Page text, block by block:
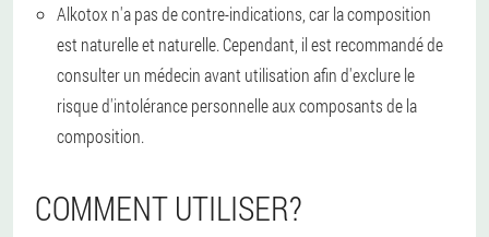
Alkotox n'a pas de contre-indications, car la composition
est naturelle et naturelle. Cependant, il est recommandé de
consulter un médecin avant utilisation afin d'exclure le
risque d'intolérance personnelle aux composants de la
composition.
COMMENT UTILISER?